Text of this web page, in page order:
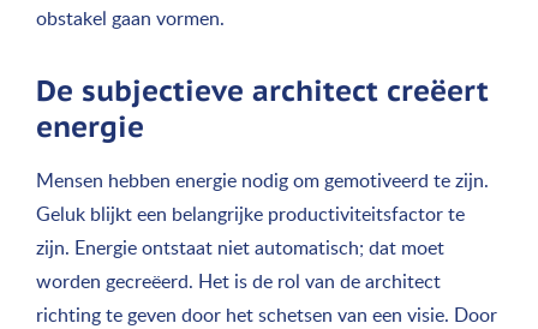
obstakel gaan vormen.
De subjectieve architect creëert
energie
Mensen hebben energie nodig om gemotiveerd te zijn.
Geluk blijkt een belangrijke productiviteitsfactor te
zijn. Energie ontstaat niet automatisch; dat moet
worden gecreëerd. Het is de rol van de architect
richting te geven door het schetsen van een visie. Door